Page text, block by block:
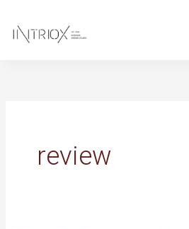
content
review